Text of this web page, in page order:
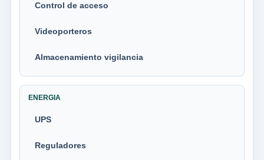
Control de acceso
Videoporteros
Almacenamiento vigilancia
ENERGIA
UPS
Reguladores